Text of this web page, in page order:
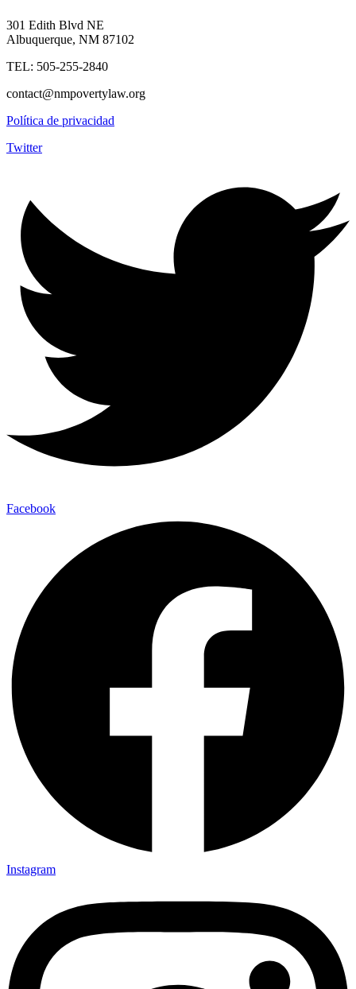
301 Edith Blvd NE
Albuquerque, NM 87102
TEL: 505-255-2840
contact@nmpovertylaw.org
Política de privacidad
Twitter
Facebook
Instagram